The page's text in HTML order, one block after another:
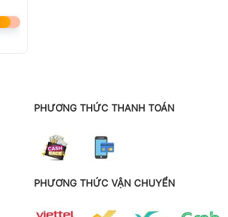
PHƯƠNG THỨC THANH TOÁN
PHƯƠNG THỨC VẬN CHUYỂN